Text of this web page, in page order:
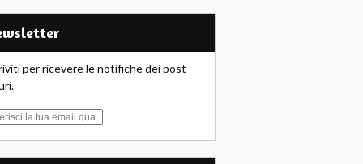
per ricevere le notifiche dei post